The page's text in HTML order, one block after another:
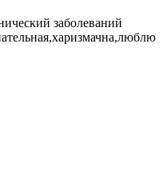
заболеваний